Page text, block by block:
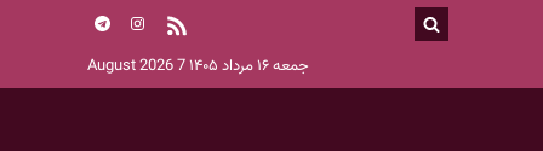
جمعه ۱۶ مرداد ۱۴۰۵ 7 August 2026